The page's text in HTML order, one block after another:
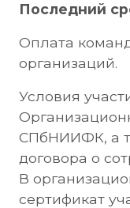
Последний
Оплата
организаций.
Условия
СПбНИИФК, а
договора о
В
сертификат